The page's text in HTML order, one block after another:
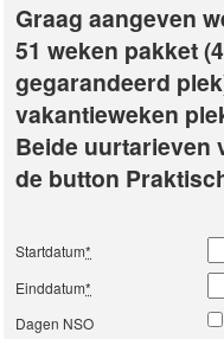
Graag aangeven
51 weken pakket
gegarandeerd
vakantieweken
Beide uurtarieven
de button
Startdatum*
Einddatum*
Dagen NSO